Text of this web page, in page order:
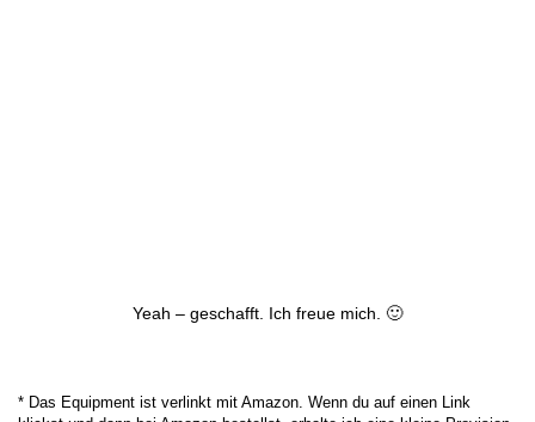
Markus sagt:
möglich, z.B. von Aljažev Dom aus die ersten